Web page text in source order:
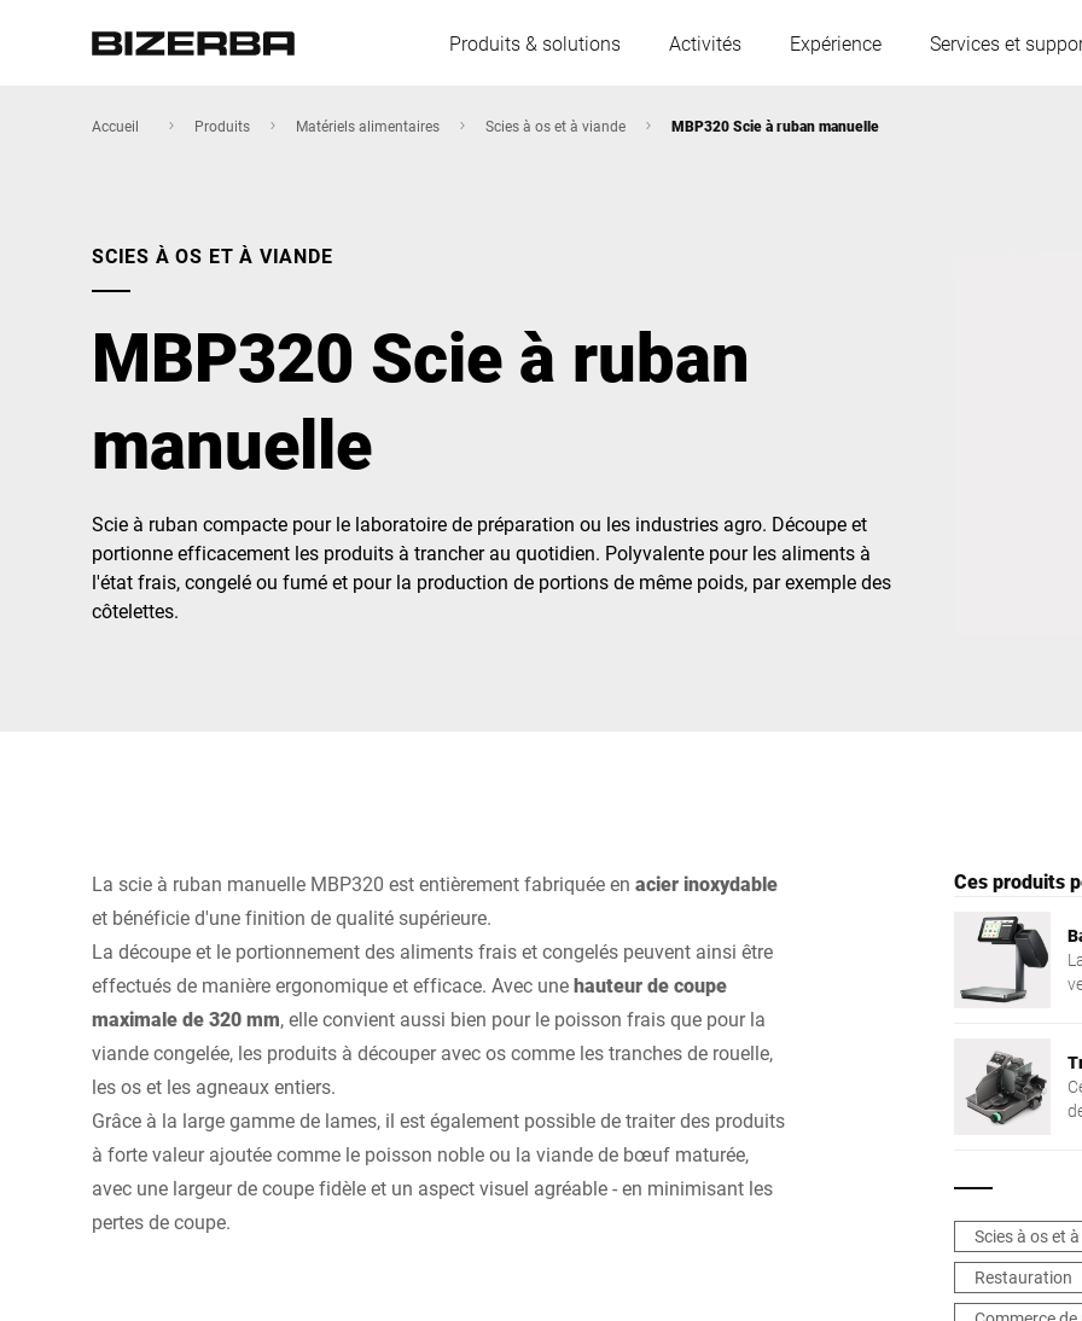
Produits & solutions Activités Expérience Services et
Hongrie
Suisse
Amérique
Asie
Australie
Afrique
Accueil Produits Matériels alimentaires Scies à os et à viande MBP320 Scie à ruban manuelle
SCIES À OS ET À VIANDE
MBP320 Scie à ruban
manuelle
Scie à ruban compacte pour le laboratoire de préparation ou les industries agro. Découpe et
portionne efficacement les produits à trancher au quotidien. Polyvalente pour les aliments à
l'état frais, congelé ou fumé et pour la production de portions de même poids, par exemple des
côtelettes.
La scie à ruban manuelle MBP320 est entièrement fabriquée en acier inoxydable
et bénéficie d'une finition de qualité supérieure.
La découpe et le portionnement des aliments frais et congelés peuvent ainsi être
effectués de manière ergonomique et efficace. Avec unehauteur de coupe
maximale de 320 mm, elle convient aussi bien pour le poisson frais que pour la
viande congelée, les produits à découper avec os comme les tranches de rouelle,
les os et les agneaux entiers.
Grâce à la large gamme de lames, il est également possible de traiter des produits
à forte valeur ajoutée comme le poisson noble ou la viande de bœuf maturée,
avec une largeur de coupe fidèle et un aspect visuel agréable - en minimisant les
pertes de coupe.
Ces produits
Scies à os et
Restauration